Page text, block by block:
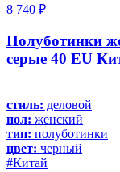
8 740 ₽
Полуботинки
серые 40 EU
стиль: деловой
пол: женский
тип: полуботинки
цвет: черный
#Китай